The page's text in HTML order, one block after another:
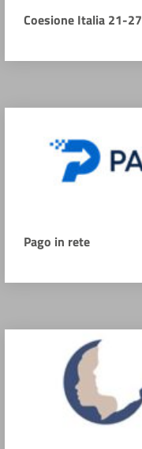
Coesione Italia 21-27
Pago in rete